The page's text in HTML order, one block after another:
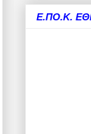
Ε.ΠΟ.Κ.